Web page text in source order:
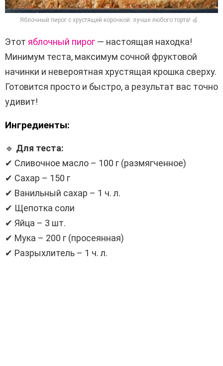
Яблочный пирог с хрустящей корочкой: лучше любого торта! 🍏
Этот яблочный пирог — настоящая находка!
Минимум теста, максимум сочной фруктовой
начинки и невероятная хрустящая крошка сверху.
Готовится просто и быстро, а результат вас точно
удивит!
Ингредиенты:
🔹 Для теста:
✔ Сливочное масло – 100 г (размягченное)
✔ Сахар – 150 г
✔ Ванильный сахар – 1 ч. л.
✔ Щепотка соли
✔ Яйца – 3 шт.
✔ Мука – 200 г (просеянная)
✔ Разрыхлитель – 1 ч. л.